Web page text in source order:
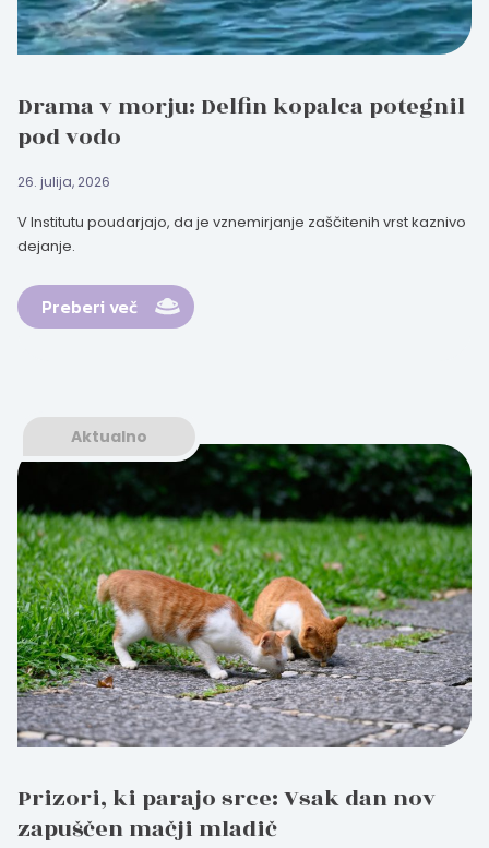
Drama v morju: Delfin kopalca potegnil
pod vodo
26. julija, 2026
V Institutu poudarjajo, da je vznemirjanje zaščitenih vrst kaznivo
dejanje.
Preberi več
Aktualno
Prizori, ki parajo srce: Vsak dan nov
zapuščen mačji mladič